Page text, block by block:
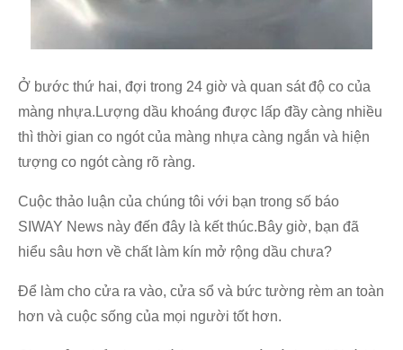
Ở bước thứ hai, đợi trong 24 giờ và quan sát độ co của
màng nhựa.Lượng dầu khoáng được lấp đầy càng nhiều
thì thời gian co ngót của màng nhựa càng ngắn và hiện
tượng co ngót càng rõ ràng.
Cuộc thảo luận của chúng tôi với bạn trong số báo
SIWAY News này đến đây là kết thúc.Bây giờ, bạn đã
hiểu sâu hơn về chất làm kín mở rộng dầu chưa?
Để làm cho cửa ra vào, cửa sổ và bức tường rèm an toàn
hơn và cuộc sống của mọi người tốt hơn.